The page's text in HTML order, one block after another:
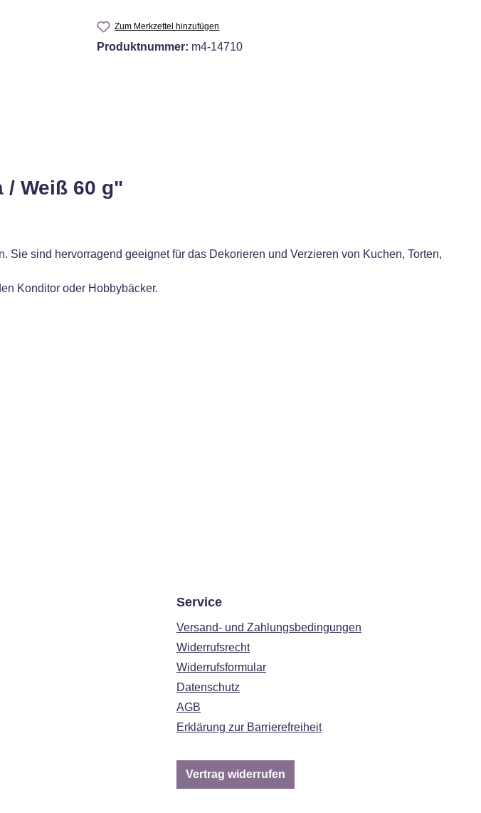
Zum Merkzettel hinzufügen
Produktnummer: m4-14710
Weiß 60 g"
sind hervorragend geeignet für das Dekorieren und Verzieren von Kuchen, Torten,
Konditor oder Hobbybäcker.
Service
Versand- und Zahlungsbedingungen
Widerrufsrecht
Widerrufsformular
Datenschutz
AGB
Erklärung zur Barrierefreiheit
Vertrag widerrufen